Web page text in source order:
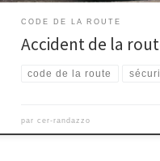
CODE DE LA ROUTE
Accident de la
code de la route
par cer-randazzo